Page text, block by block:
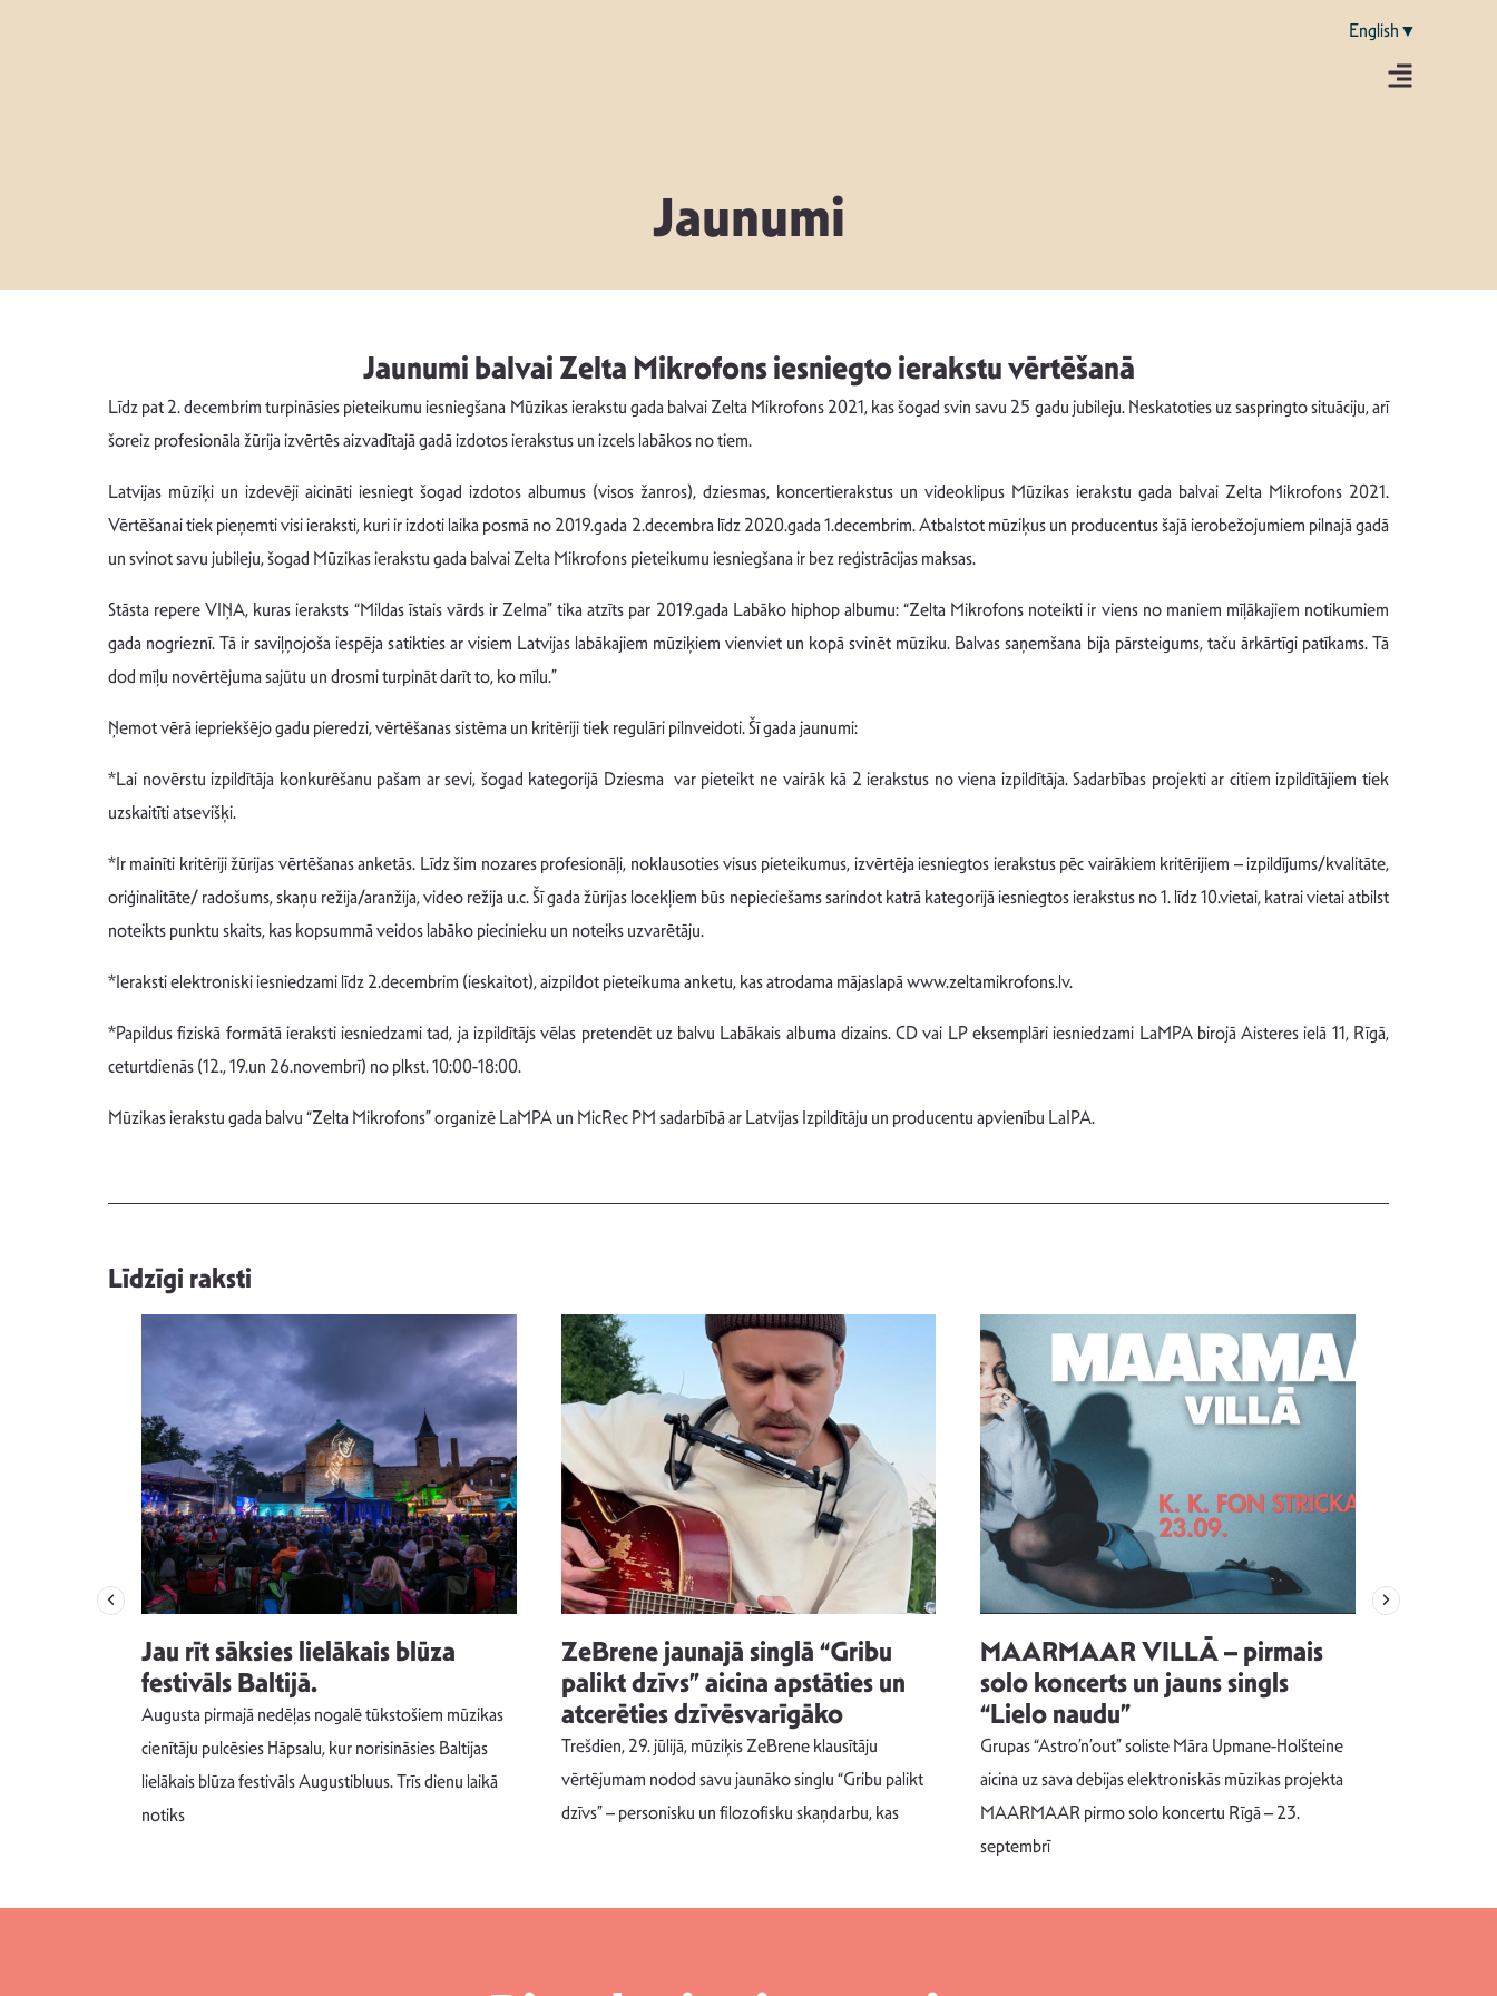
English▼
Jaunumi
Jaunumi balvai Zelta Mikrofons iesniegto ierakstu vērtēšanā
Līdz pat 2. decembrim turpināsies pieteikumu iesniegšana Mūzikas ierakstu gada balvai Zelta Mikrofons 2021, kas šogad svin savu 25 gadu jubileju. Neskatoties uz saspringto situāciju, arī
šoreiz profesionāla žūrija izvērtēs aizvadītajā gadā izdotos ierakstus un izcels labākos no tiem.
Latvijas mūziķi un izdevēji aicināti iesniegt šogad izdotos albumus (visos žanros), dziesmas, koncertierakstus un videoklipus Mūzikas ierakstu gada balvai Zelta Mikrofons 2021.
Vērtēšanai tiek pieņemti visi ieraksti, kuri ir izdoti laika posmā no 2019.gada 2.decembra līdz 2020.gada 1.decembrim. Atbalstot mūziķus un producentus šajā ierobežojumiem pilnajā gadā
un svinot savu jubileju, šogad Mūzikas ierakstu gada balvai Zelta Mikrofons pieteikumu iesniegšana ir bez reģistrācijas maksas.
Stāsta repere VIŅA, kuras ieraksts “Mildas īstais vārds ir Zelma” tika atzīts par 2019.gada Labāko hiphop albumu: “Zelta Mikrofons noteikti ir viens no maniem mīļākajiem notikumiem
gada nogrieznī. Tā ir saviļņojoša iespēja satikties ar visiem Latvijas labākajiem mūziķiem vienviet un kopā svinēt mūziku. Balvas saņemšana bija pārsteigums, taču ārkārtīgi patīkams. Tā
dod mīļu novērtējuma sajūtu un drosmi turpināt darīt to, ko mīlu.”
Ņemot vērā iepriekšējo gadu pieredzi, vērtēšanas sistēma un kritēriji tiek regulāri pilnveidoti. Šī gada jaunumi:
*Lai novērstu izpildītāja konkurēšanu pašam ar sevi, šogad kategorijā Dziesma var pieteikt ne vairāk kā 2 ierakstus no viena izpildītāja. Sadarbības projekti ar citiem izpildītājiem tiek
uzskaitīti atsevišķi.
*Ir mainīti kritēriji žūrijas vērtēšanas anketās. Līdz šim nozares profesionāļi, noklausoties visus pieteikumus, izvērtēja iesniegtos ierakstus pēc vairākiem kritērijiem – izpildījums/kvalitāte,
oriģinalitāte/ radošums, skaņu režija/aranžija, video režija u.c. Šī gada žūrijas locekļiem būs nepieciešams sarindot katrā kategorijā iesniegtos ierakstus no 1. līdz 10.vietai, katrai vietai atbilst
noteikts punktu skaits, kas kopsummā veidos labāko piecinieku un noteiks uzvarētāju.
*Ieraksti elektroniski iesniedzami līdz 2.decembrim (ieskaitot), aizpildot pieteikuma anketu, kas atrodama mājaslapā www.zeltamikrofons.lv.
*Papildus fiziskā formātā ieraksti iesniedzami tad, ja izpildītājs vēlas pretendēt uz balvu Labākais albuma dizains. CD vai LP eksemplāri iesniedzami LaMPA birojā Aisteres ielā 11, Rīgā,
ceturtdienās (12., 19.un 26.novembrī) no plkst. 10:00-18:00.
Mūzikas ierakstu gada balvu “Zelta Mikrofons” organizē LaMPA un MicRec PM sadarbībā ar Latvijas Izpildītāju un producentu apvienību LaIPA.
Līdzīgi raksti
Jau rīt sāksies lielākais blūza
festivāls Baltijā.
Augusta pirmajā nedēļas nogalē tūkstošiem mūzikas
cienītāju pulcēsies Hāpsalu, kur norisināsies Baltijas
lielākais blūza festivāls Augustibluus. Trīs dienu laikā
notiks
ZeBrene jaunajā singlā “Gribu
palikt dzīvs” aicina apstāties un
atcerēties dzīvēsvarīgāko
Trešdien, 29. jūlijā, mūziķis ZeBrene klausītāju
vērtējumam nodod savu jaunāko singlu “Gribu palikt
dzīvs” – personisku un filozofisku skaņdarbu, kas
MAARMAAR VILLĀ – pirmais
solo koncerts un jauns singls
“Lielo naudu”
Grupas “Astro’n’out” soliste Māra Upmane-Holšteine
aicina uz sava debijas elektroniskās mūzikas projekta
MAARMAAR pirmo solo koncertu Rīgā – 23.
septembrī